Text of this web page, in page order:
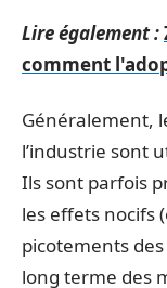
Lire également :
comment
Généralement,
l’industrie sont
Ils sont parfois
les effets nocifs
picotements
long terme des